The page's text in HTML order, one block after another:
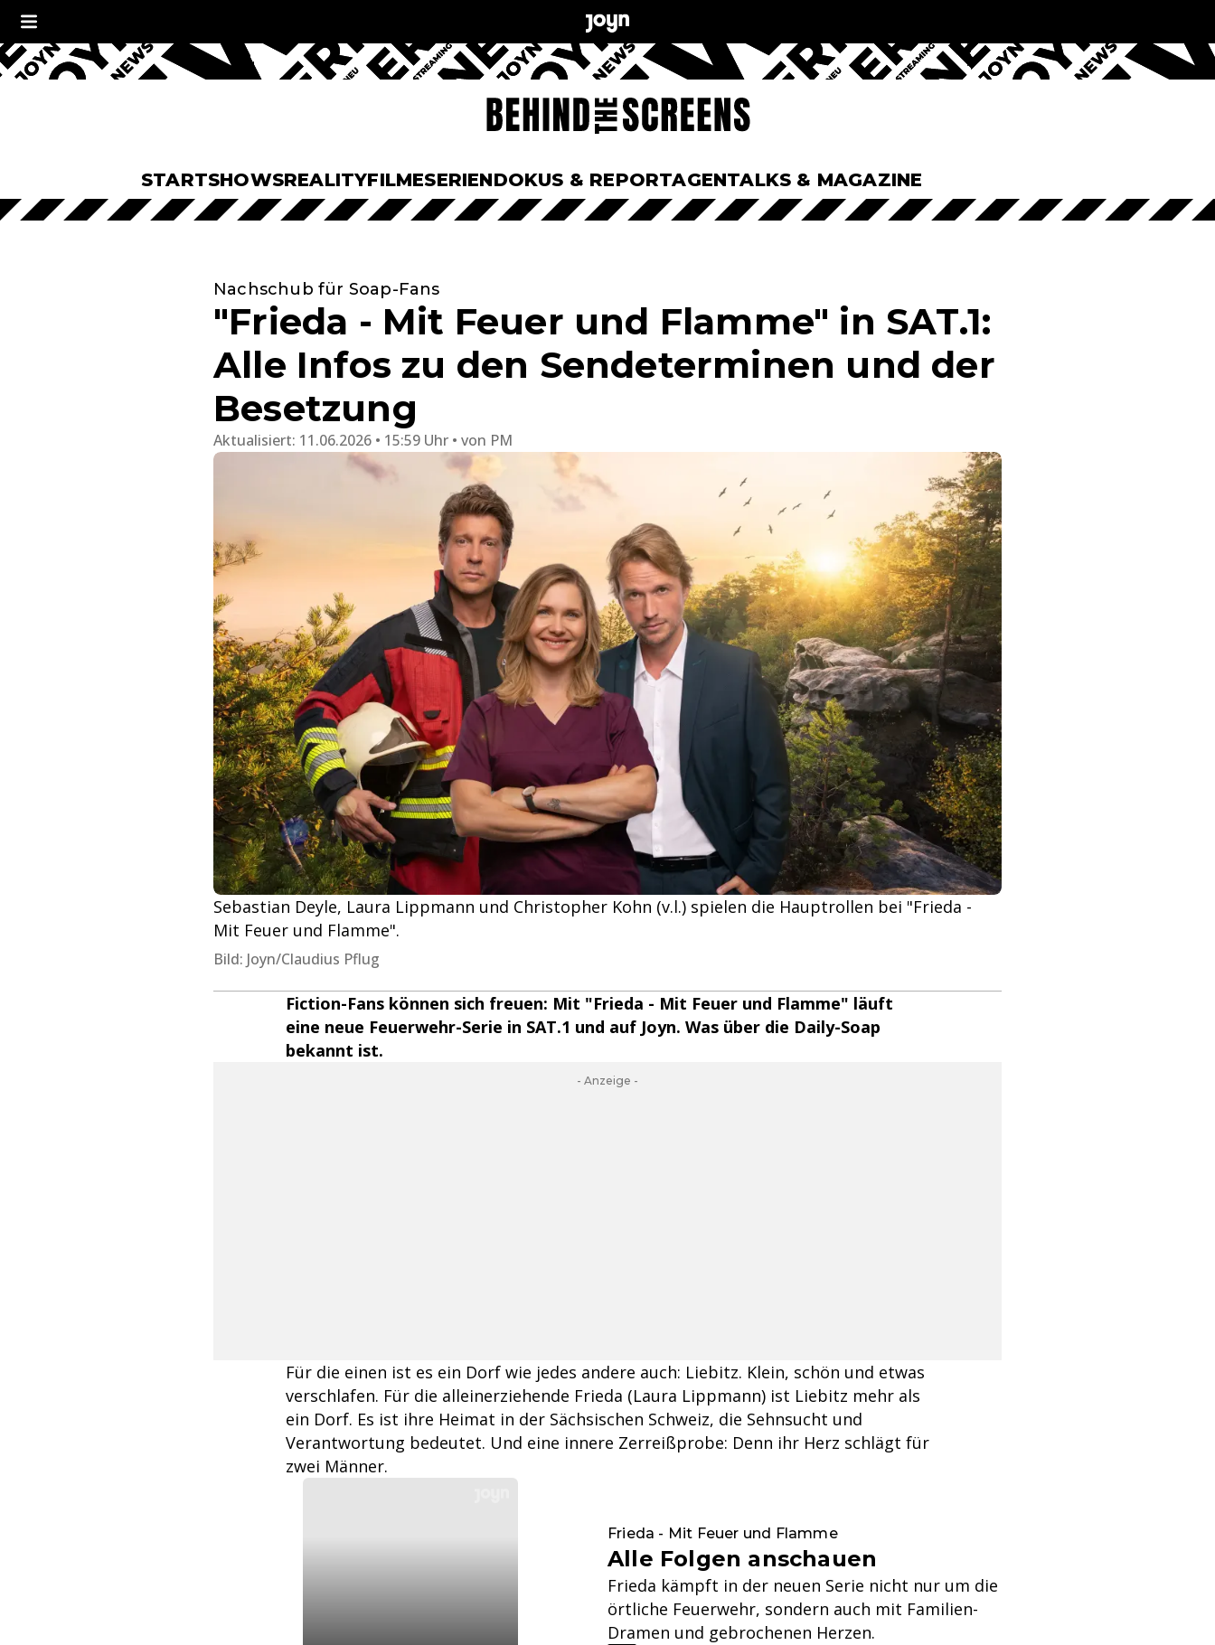
STARTSHOWSREALITYFILMESERIENDOKUS & REPORTAGENTALKS & MAGAZINE
Nachschub für Soap-Fans
"Frieda - Mit Feuer und Flamme" in SAT.1:
Alle Infos zu den Sendeterminen und der
Besetzung
Aktualisiert: 11.06.2026 • 15:59 Uhr von PM
Sebastian Deyle, Laura Lippmann und Christopher Kohn (v.l.) spielen die Hauptrollen bei "Frieda -
Mit Feuer und Flamme".
Bild: Joyn/Claudius Pflug
Fiction-Fans können sich freuen: Mit "Frieda - Mit Feuer und Flamme" läuft
eine neue Feuerwehr-Serie in SAT.1 und auf Joyn. Was über die Daily-Soap
bekannt ist.
- Anzeige -
Für die einen ist es ein Dorf wie jedes andere auch: Liebitz. Klein, schön und etwas
verschlafen. Für die alleinerziehende Frieda (Laura Lippmann) ist Liebitz mehr als
ein Dorf. Es ist ihre Heimat in der Sächsischen Schweiz, die Sehnsucht und
Verantwortung bedeutet. Und eine innere Zerreißprobe: Denn ihr Herz schlägt für
zwei Männer.
Frieda - Mit Feuer und Flamme
Alle Folgen anschauen
Frieda kämpft in der neuen Serie nicht nur um die
örtliche Feuerwehr, sondern auch mit Familien-
Dramen und gebrochenen Herzen.